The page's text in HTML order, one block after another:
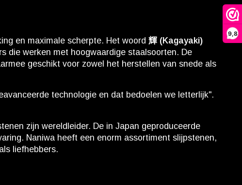
9,8
en maximale scherpte. Het woord 輝 (Kagayaki)
die werken met hoogwaardige staalsoorten. De
geschikt voor zowel het herstellen van snede als
technologie en dat bedoelen we letterlijk".
zijn wereldleider. De in Japan geproduceerde
Naniwa heeft een enorm assortiment slijpstenen,
liefhebbers.